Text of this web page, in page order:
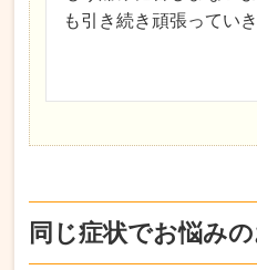
も引き続き頑張ってい
同じ症状でお悩み